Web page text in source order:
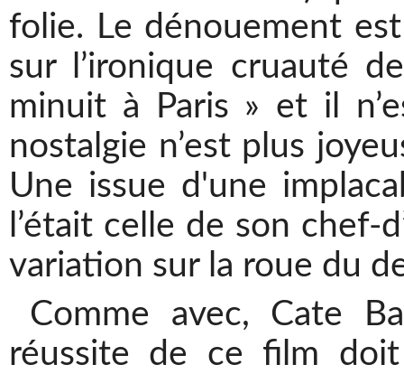
folie. Le dénouement
sur l’ironique cruauté
minuit à Paris » et il
nostalgie n’est plus
Une issue d'une
l’était celle de son chef-
variation sur la roue du
Comme avec, Cate
réussite de ce film